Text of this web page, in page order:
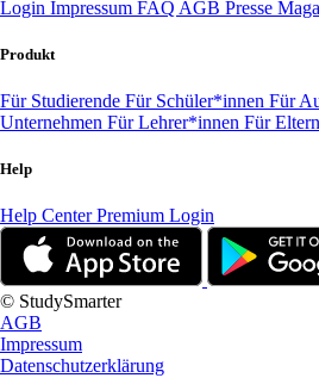
Login Impressum FAQ AGB Presse
Produkt
Für Studierende Für Schüler*innen Für
Unternehmen Für Lehrer*innen Für Eltern
Help
Help CenterPremium Login
© StudySmarter
AGB
Impressum
Datenschutzerklärung